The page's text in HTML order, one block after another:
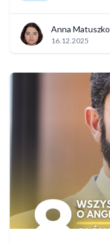
Anna Matuszko
16.12.2025